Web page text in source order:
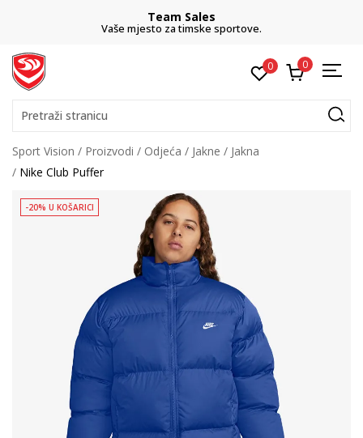
Team Sales
Vaše mjesto za timske sportove.
0 0
Pretraži stranicu
Sport Vision Proizvodi Odjeća Jakne
Jakna
Nike Club Puffer
-20% U KOŠARICI